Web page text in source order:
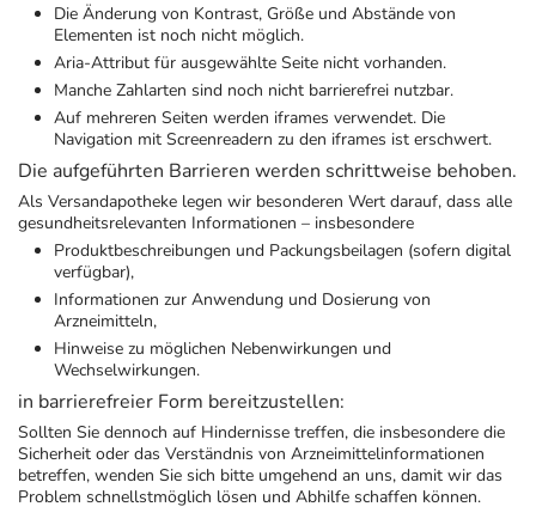
Die Änderung von Kontrast, Größe und Abstände von
Elementen ist noch nicht möglich.
Aria-Attribut für ausgewählte Seite nicht vorhanden.
Manche Zahlarten sind noch nicht barrierefrei nutzbar.
Auf mehreren Seiten werden iframes verwendet. Die
Navigation mit Screenreadern zu den iframes ist erschwert.
Die aufgeführten Barrieren werden schrittweise behoben.
Als Versandapotheke legen wir besonderen Wert darauf, dass alle
gesundheitsrelevanten Informationen – insbesondere
Produktbeschreibungen und Packungsbeilagen (sofern digital
verfügbar),
Informationen zur Anwendung und Dosierung von
Arzneimitteln,
Hinweise zu möglichen Nebenwirkungen und
Wechselwirkungen.
in barrierefreier Form bereitzustellen:
Sollten Sie dennoch auf Hindernisse treffen, die insbesondere die
Sicherheit oder das Verständnis von Arzneimittelinformationen
betreffen, wenden Sie sich bitte umgehend an uns, damit wir das
Problem schnellstmöglich lösen und Abhilfe schaffen können.